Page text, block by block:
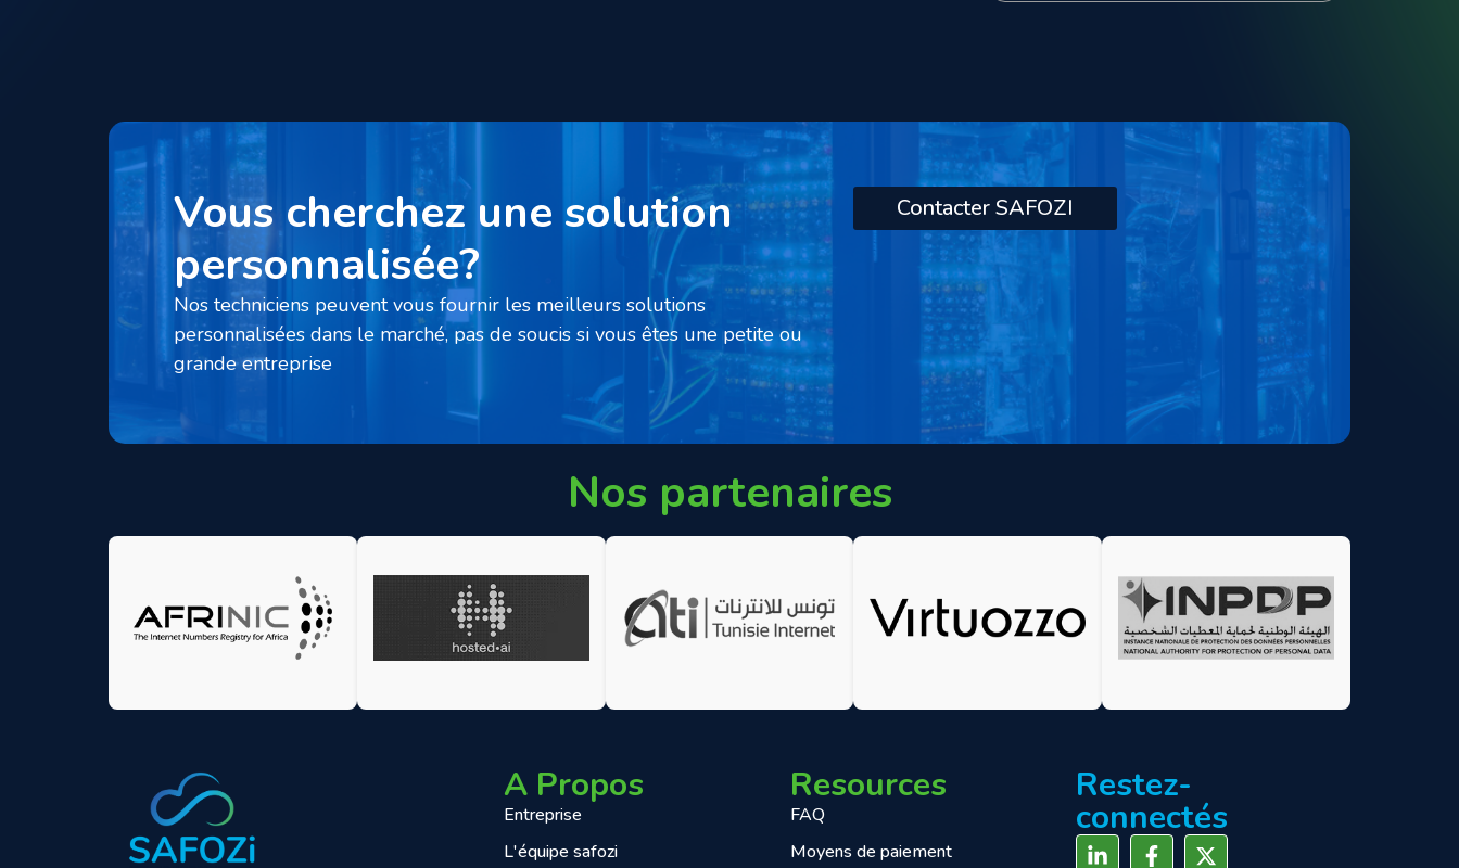
Vous cherchez une solution
personnalisée?
Nos techniciens peuvent vous fournir les meilleurs solutions
personnalisées dans le marché, pas de soucis si vous êtes une petite ou
grande entreprise
Contacter SAFOZI
Nos partenaires
A Propos
Entreprise
L'équipe safozi
Resources
FAQ
Moyens de paiement
Restez-
connectés